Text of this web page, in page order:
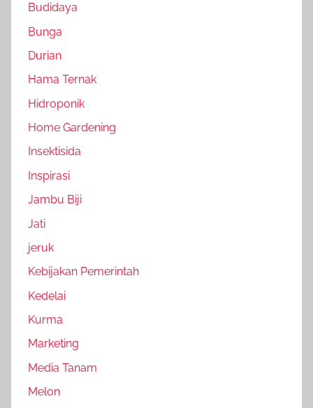
Budidaya
Bunga
Durian
Hama Ternak
Hidroponik
Home Gardening
Insektisida
Inspirasi
Jambu Biji
Jati
jeruk
Kebijakan Pemerintah
Kedelai
Kurma
Marketing
Media Tanam
Melon